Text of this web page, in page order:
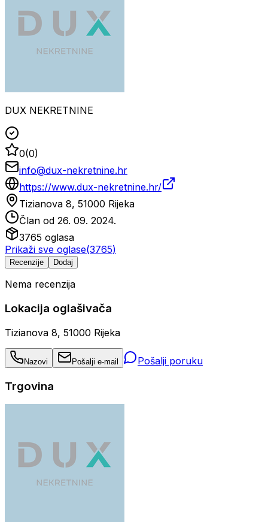
DUX NEKRETNINE
0(0)
info@dux-nekretnine.hr
https://www.dux-nekretnine.hr/
Tizianova 8, 51000 Rijeka
Član od 26. 09. 2024.
3765 oglasa
Prikaži sve oglase(3765)
Recenzije Dodaj
Nema recenzija
Lokacija oglašivača
Tizianova 8, 51000 Rijeka
Nazovi Pošalji e-mail Pošalji poruku
Trgovina